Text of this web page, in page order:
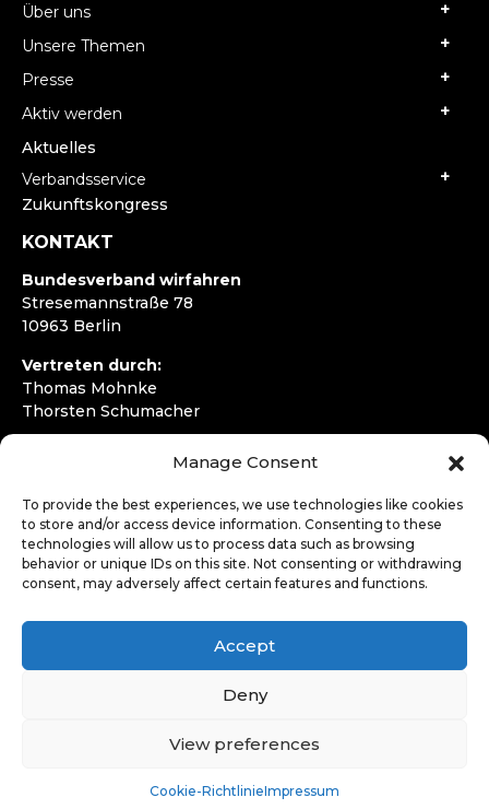
Manage Consent
To provide the best experiences, we use technologies like cookies
to store and/or access device information. Consenting to these
technologies will allow us to process data such as browsing
behavior or unique IDs on this site. Not consenting or withdrawing
consent, may adversely affect certain features and functions.
Accept
Deny
View preferences
Cookie-RichtlinieImpressum
Über uns
Unsere Themen
Presse
Aktiv werden
Aktuelles
Verbandsservice
Zukunftskongress
KONTAKT
Bundesverband wirfahren
Stresemannstraße 78
10963 Berlin
Vertreten durch:
Thomas Mohnke
Thorsten Schumacher
kontakt@wirfahren.de
RECHTLICHES
Impressum
Datenschutzerklärung